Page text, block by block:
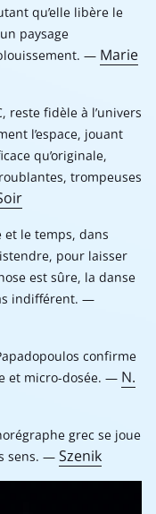
qu’elle libère le
paysage
Marie
reste fidèle à l’univers
l’espace, jouant
qu’originale,
trompeuses
et le temps, dans
pour laisser
est sûre, la danse
indifférent.
confirme
et micro-dosée.
N.
grec se joue
sens.
Szenik